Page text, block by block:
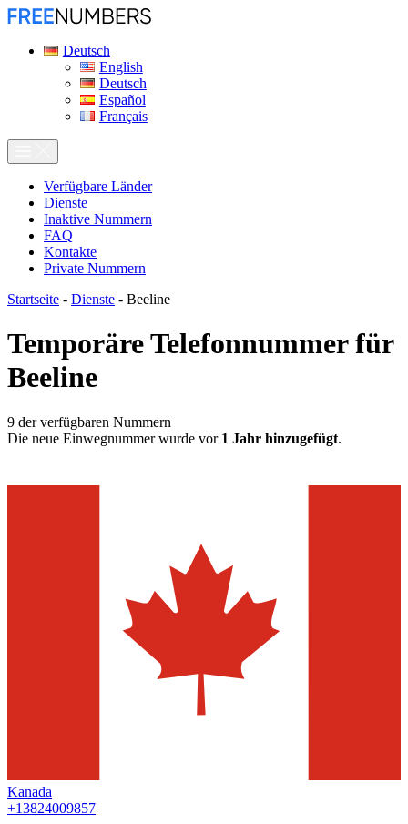
Deutsch
English
Deutsch
Español
Français
Verfügbare Länder
Dienste
Inaktive Nummern
FAQ
Kontakte
Private Nummern
Startseite - Dienste - Beeline
Temporäre Telefonnummer für
Beeline
9 der verfügbaren Nummern
Die neue Einwegnummer wurde vor 1 Jahr hinzugefügt.
Kanada
+13824009857